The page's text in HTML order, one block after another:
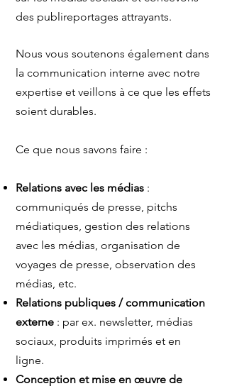
des publireportages attrayants.
Nous vous soutenons également dans
la communication interne avec notre
expertise et veillons à ce que les effets
soient durables.
​Ce que nous savons faire :
Relations avec les médias :
communiqués de presse, pitchs
médiatiques, gestion des relations
avec les médias, organisation de
voyages de presse, observation des
médias, etc.
Relations publiques / communication
externe : par ex. newsletter, médias
sociaux, produits imprimés et en
ligne.
Conception et mise en œuvre de